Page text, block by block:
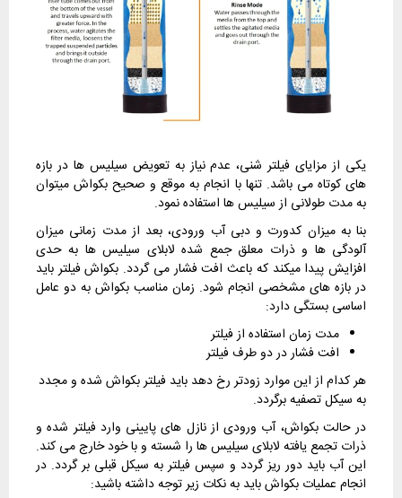
یکی از مزایای فیلتر شنی، عدم نیاز به تعویض سیلیس ها در بازه
های کوتاه می باشد. تنها با انجام به موقع و صحیح بکواش میتوان
به مدت طولانی از سیلیس ها استفاده نمود.
بنا به میزان کدورت و دبی آب ورودی، بعد از مدت زمانی میزان
آلودگی ها و ذرات معلق جمع شده لابلای سیلیس ها به حدی
افزایش پیدا میکند که باعث افت فشار می گردد. بکواش فیلتر باید
در بازه های مشخصی انجام شود. زمان مناسب بکواش به دو عامل
اساسی بستگی دارد:
مدت زمان استفاده از فیلتر
افت فشار در دو طرف فیلتر
هر کدام از این موارد زودتر رخ دهد باید فیلتر بکواش شده و مجدد
به سیکل تصفیه برگردد.
در حالت بکواش، آب ورودی از نازل های پایینی وارد فیلتر شده و
ذرات تجمع یافته لابلای سیلیس ها را شسته و با خود خارج می کند.
این آب باید دور ریز گردد و سپس فیلتر به سیکل قبلی بر گردد. در
انجام عملیات بکواش باید به نکات زیر توجه داشته باشید: